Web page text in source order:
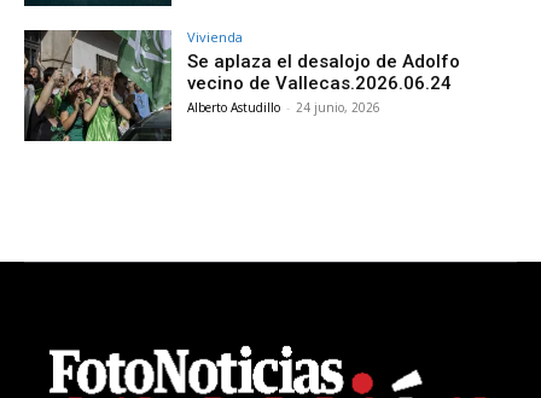
Vivienda
Se aplaza el desalojo de Adolfo
vecino de Vallecas.2026.06.24
Alberto Astudillo - 24 junio, 2026